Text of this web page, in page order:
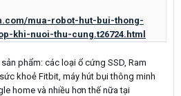
mua-robot-hut-bui-thong-
khi-nuoi-thu-cung.t26724.html
phẩm: các loại ổ cứng SSD, Ram
khoẻ Fitbit, máy hút bụi thông minh
home và nhiều hơn thế nữa tại